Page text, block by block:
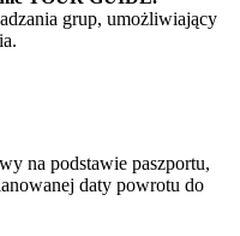
grup, umożliwiający
na podstawie paszportu,
daty powrotu do